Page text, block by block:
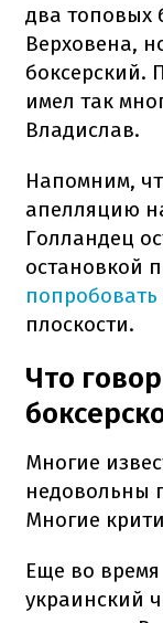
два топовых
Верховена,
боксерский.
имел так
Владислав.
Напомним,
апелляцию
Голландец
остановкой
попробовать
плоскости.
Что
Многие
недовольны
Многие
Еще во
украинский